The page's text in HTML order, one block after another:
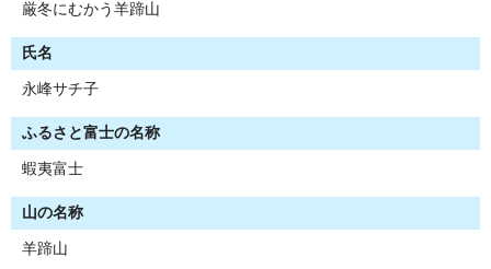
厳冬にむかう羊蹄山
氏名
永峰サチ子
ふるさと富士の名称
蝦夷富士
山の名称
羊蹄山